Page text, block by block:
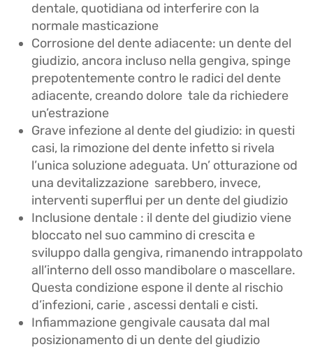
dentale, quotidiana od interferire con la
normale masticazione
Corrosione del dente adiacente: un dente del
giudizio, ancora incluso nella gengiva, spinge
prepotentemente contro le radici del dente
adiacente, creando dolore tale da richiedere
un’estrazione
Grave infezione al dente del giudizio: in questi
casi, la rimozione del dente infetto si rivela
l’unica soluzione adeguata. Un’ otturazione od
una devitalizzazione sarebbero, invece,
interventi superflui per un dente del giudizio
Inclusione dentale : il dente del giudizio viene
bloccato nel suo cammino di crescita e
sviluppo dalla gengiva, rimanendo intrappolato
all’interno dell osso mandibolare o mascellare.
Questa condizione espone il dente al rischio
d’infezioni, carie , ascessi dentali e cisti.
Infiammazione gengivale causata dal mal
posizionamento di un dente del giudizio